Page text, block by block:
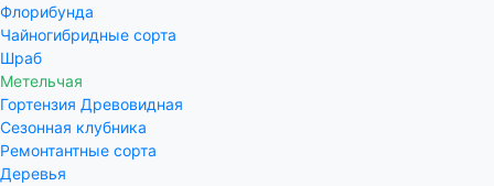
Флорибунда
Чайногибридные сорта
Шраб
Метельчая
Гортензия Древовидная
Сезонная клубника
Ремонтантные сорта
Деревья